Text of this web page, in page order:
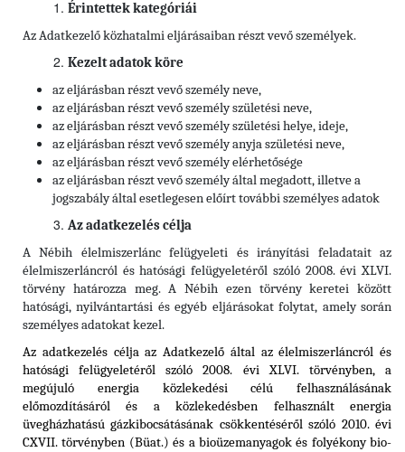
Érintettek kategóriái
Az Adatkezelő közhatalmi eljárásaiban részt vevő személyek.
Kezelt adatok köre
az eljárásban részt vevő személy neve,
az eljárásban részt vevő személy születési neve,
az eljárásban részt vevő személy születési helye, ideje,
az eljárásban részt vevő személy anyja születési neve,
az eljárásban részt vevő személy elérhetősége
az eljárásban részt vevő személy által megadott, illetve a
jogszabály által esetlegesen előírt további személyes adatok
Az adatkezelés célja
A Nébih élelmiszerlánc felügyeleti és irányítási feladatait az
élelmiszerláncról és hatósági felügyeletéről szóló 2008. évi XLVI.
törvény határozza meg. A Nébih ezen törvény keretei között
hatósági, nyilvántartási és egyéb eljárásokat folytat, amely során
személyes adatokat kezel.
Az adatkezelés célja az Adatkezelő által az élelmiszerláncról és
hatósági felügyeletéről szóló 2008. évi XLVI. törvényben, a
megújuló energia közlekedési célú felhasználásának
előmozdításáról és a közlekedésben felhasznált energia
üvegházhatású gázkibocsátásának csökkentéséről szóló 2010. évi
CXVII. törvényben (Büat.) és a bioüzemanyagok és folyékony bio-